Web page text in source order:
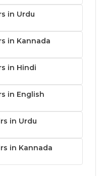
in Urdu
in Kannada
in Hindi
in English
in Urdu
in Kannada